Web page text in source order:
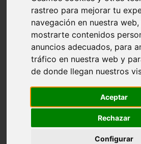
rastreo para mejorar tu
navegación en nuestra web,
mostrarte contenidos
anuncios adecuados, para
tráfico en nuestra web y
de donde llegan nuestros
Aceptar
Rechazar
Configurar
Madrid - pozuelo-de-alarcón
Teruel - sarrión
Cádiz - algodonales
Illes-balears - inca
Madrid - madrid
Málaga - torremolinos
Asturias - oviedo
Cádiz - el-puerto-de-santa-maría
Toledo - illescas
Málaga - marbella
Barcelona - barcelona